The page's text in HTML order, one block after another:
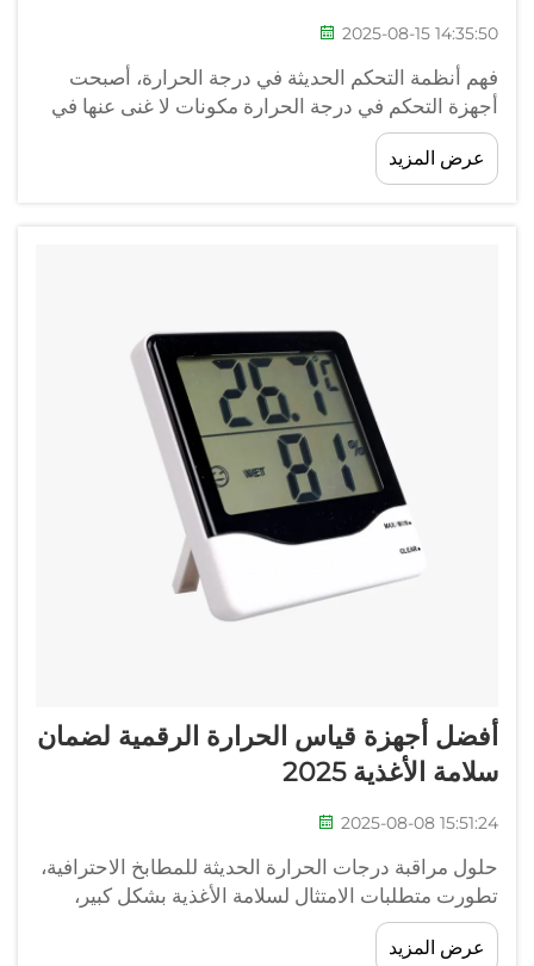
2025-08-15 14:35:50
فهم أنظمة التحكم الحديثة في درجة الحرارة، أصبحت
أجهزة التحكم في درجة الحرارة مكونات لا غنى عنها في
العمليات الصناعية الحديثة والبحوث العلمية والتطبيقات
التصنيعية. ومع تطور التكنولوجيا باستمرار، يصبح الاختيار
بين الأنظمة المختلفة أكثر تعقيدًا...
عرض المزيد
أفضل أجهزة قياس الحرارة الرقمية لضمان
سلامة الأغذية 2025
2025-08-08 15:51:24
حلول مراقبة درجات الحرارة الحديثة للمطابخ الاحترافية،
تطورت متطلبات الامتثال لسلامة الأغذية بشكل كبير،
وأصبحت أجهزة قياس الحرارة الرقمية الركيزة الأساسية
لمراقبة درجات الحرارة في المطابخ الاحترافية. هذه
عرض المزيد